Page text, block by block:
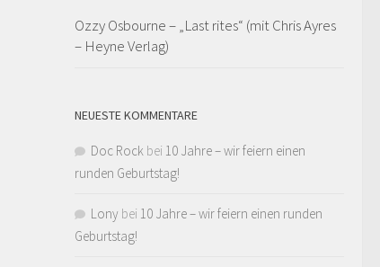
Ozzy Osbourne – „Last rites“ (mit Chris Ayres
– Heyne Verlag)
NEUESTE KOMMENTARE
Doc Rock bei 10 Jahre – wir feiern einen
runden Geburtstag!
Lony bei 10 Jahre – wir feiern einen runden
Geburtstag!